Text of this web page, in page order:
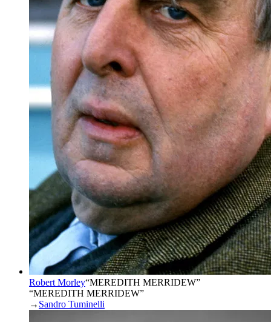
Robert Morley“MEREDITH MERRIDEW”
“MEREDITH MERRIDEW”
→ Sandro Tuminelli